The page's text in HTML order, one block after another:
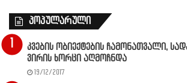
პოპულარული
კვების ობიექტების ჩამონათვალი,
ვირის ხორცი აღმოჩნდა
19/12/2017